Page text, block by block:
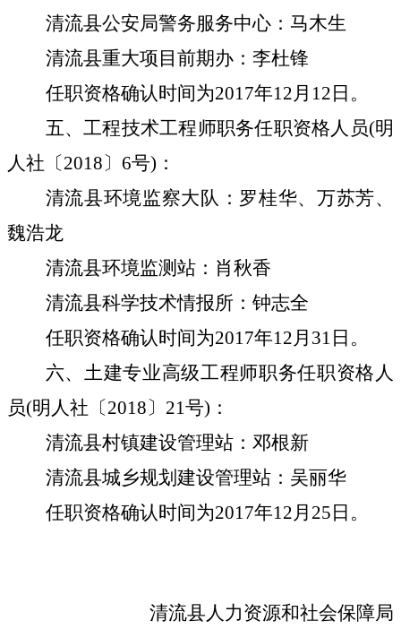
清流县公安局警务服务中心：马木生
清流县重大项目前期办：李杜锋
任职资格确认时间为2017年12月12日。
五、工程技术工程师职务任职资格人员(明
人社〔2018〕6号)：
清流县环境监察大队：罗桂华、万苏芳、
魏浩龙
清流县环境监测站：肖秋香
清流县科学技术情报所：钟志全
任职资格确认时间为2017年12月31日。
六、土建专业高级工程师职务任职资格人
员(明人社〔2018〕21号)：
清流县村镇建设管理站：邓根新
清流县城乡规划建设管理站：吴丽华
任职资格确认时间为2017年12月25日。
清流县人力资源和社会保障局